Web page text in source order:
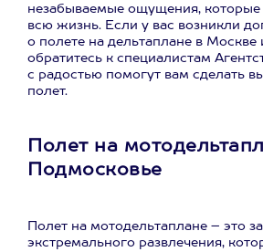
незабываемые ощущения, которые
всю жизнь. Если у вас возникли
о полете на дельтаплане в Москве
обратитесь к специалистам
с радостью помогут вам сделать
полет.
Полет на
Подмосковье
Полет на мотодельтаплане – это
экстремального развлечения,